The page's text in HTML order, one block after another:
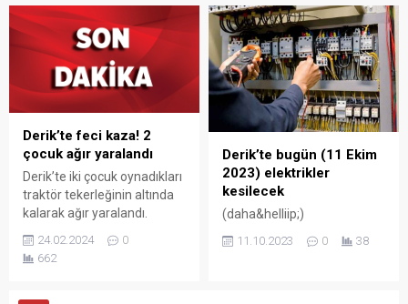
Derik’te feci kaza! 2
çocuk ağır yaralandı
Derik’te iki çocuk oynadıkları
traktör tekerleğinin altında
kalarak ağır yaralandı.
24.02.2024
0
662
Derik’te bugün (11 Ekim
2023) elektrikler
kesilecek
(daha&helliip;)
11.10.2023 0 38